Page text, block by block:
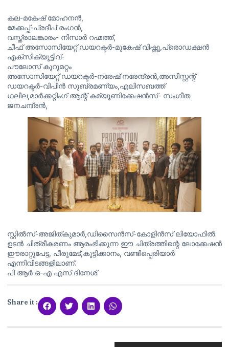
കല-മകേഷ്‌ മോഹനൻ,
മേക്കപ്പ്-പ്രദീപ്‌ രംഗൻ,
വസ്ത്രാലങ്കാരം- നിസാർ റഹ്മത്ത്,
ചീഫ് അസോസിയേറ്റ് ഡയറക്ടർ-മുകേഷ് വിഷ്ണു,പ്രൊഡക്ഷൻ
എക്സിക്യൂട്ടീവ്-
പൗലോസ് കുറുമറ്റം
അസോസിയേറ്റ് ഡയറക്ടർ-നരേഷ് നരേന്ദ്രൻ,അസിസ്റ്റന്റ്
ഡയറക്ടർ-വിപിൻ സുബ്രമണ്യം,എലിസബത്ത്
ഗലീല,മാർക്കറ്റിംഗ് ആന്റ് കമ്യൂണിക്കേഷൻസ്- സംഗീത
ജനചന്ദ്രൻ,
സ്റ്റിൽസ്-അജിത്കുമാർ,ഡിസൈൻസ്-കോളിൻസ് ലിയോഫിൽ.
ഉടൻ ചിത്രീകരണം ആരംഭിക്കുന്ന ഈ ചിത്രത്തിന്റെ ലോക്കേഷൻ
ഈരാറ്റുപേട്ട, പീരുമേട്,കുട്ടിക്കാനം, വണ്ടിപ്പെരിയാർ
എന്നിവിടങ്ങളിലാണ്.
പി ആർ ഒ-എ എസ് ദിനേശ്.
Share it :